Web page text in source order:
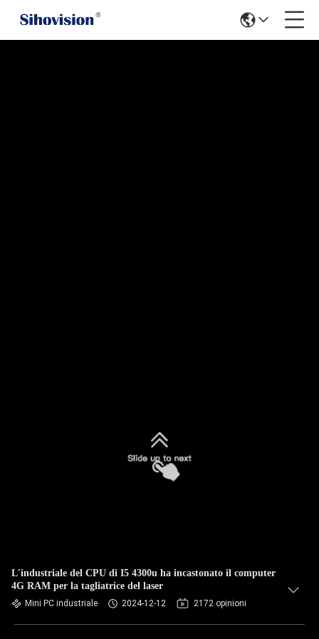
L'industriale del CPU di I5 4300u ha incastonato il computer
4G RAM per la tagliatrice del laser
Mini PC industriale 2024-12-12 2172 opinioni